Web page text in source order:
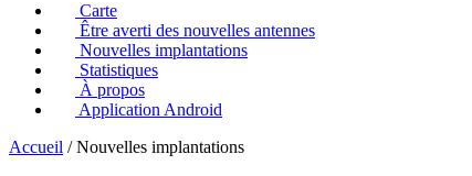
Carte
Être averti des nouvelles antennes
Nouvelles implantations
Statistiques
À propos
Application Android
Accueil / Nouvelles implantations